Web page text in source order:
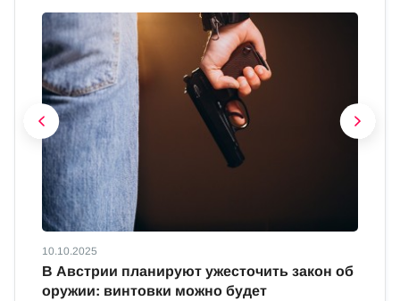
10.10.2025
В Австрии планируют ужесточить закон об
оружии: винтовки можно будет